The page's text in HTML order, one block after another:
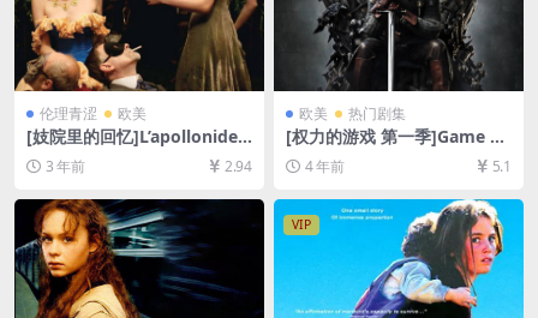
伦理青涩 欧美
[妓院里的回忆]L’apollonide
(Souvenirs de la maison cl
ose) (2011)[百度网盘+夸克网
盘+迅雷云盘资源1080P超清
未删减][MP4/7GB][中文字幕]
3 年前 2.94
欧美 热门剧集
[权力的游戏 第一季]Game of
Thrones Season 1 (2011)[百
度网盘+迅雷云盘+阿里云盘资
源1080P超清未删减][MP4/31
GB][中英字幕]
4 年前 5.1
VIP